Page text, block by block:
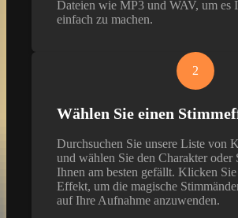
Dateien wie MP3 und WAV, um es
einfach zu machen.
2
Wählen Sie einen
Durchsuchen Sie unsere Liste von
und wählen Sie den Charakter oder
Ihnen am besten gefällt. Klicken
Effekt, um die magische
auf Ihre Aufnahme anzuwenden.